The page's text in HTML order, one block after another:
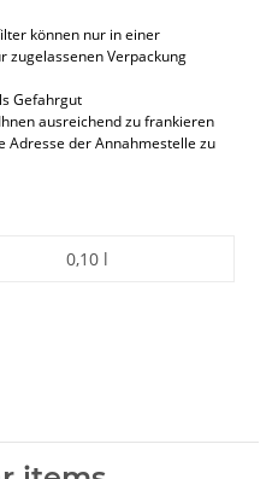
können nur in einer
zugelassenen Verpackung
Gefahrgut
ausreichend zu frankieren
Adresse der Annahmestelle zu
0,10 l